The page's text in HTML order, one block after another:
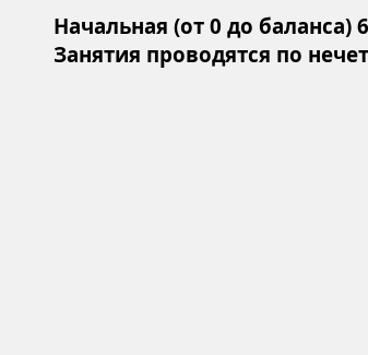
Начальная (от 0 до
Занятия проводятся по